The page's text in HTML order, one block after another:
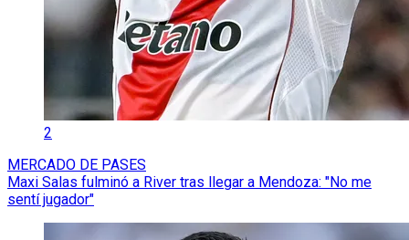
2
MERCADO DE PASES
Maxi Salas fulminó a River tras llegar a Mendoza: "No me
sentí jugador"